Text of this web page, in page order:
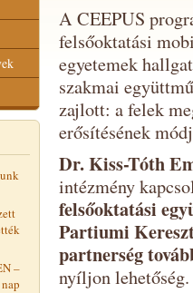
–
A CEEPUS
felsőoktatási
egyetemek
szakmai
zajlott: a felek
erősítésének
Dr. Kiss-Tóth
intézmény
felsőoktatási
Partiumi
partnerség
nyíljon lehetőség.